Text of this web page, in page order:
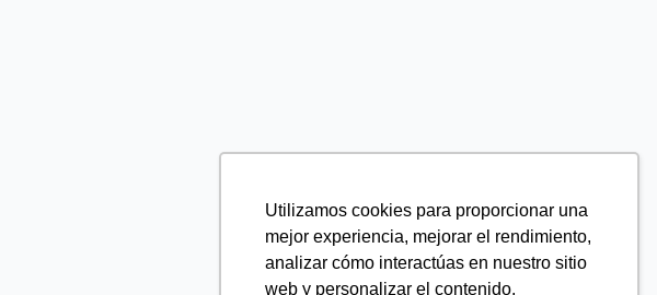
Utilizamos cookies para proporcionar una
mejor experiencia, mejorar el rendimiento,
analizar cómo interactúas en nuestro sitio
web y personalizar el contenido.